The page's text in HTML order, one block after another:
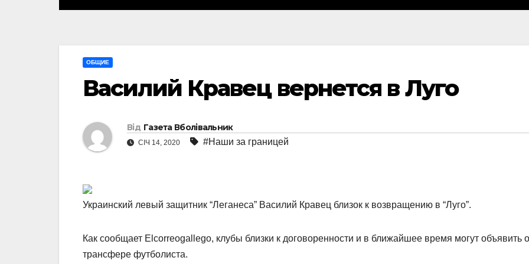
ОБЩИЕ
Василий Кравец вернется в Луго
Від Газета Вболівальник
СІЧ 14, 2020 #Наши за границей
Украинский левый защитник “Леганеса” Василий Кравец близок к возвращению в “Луго”.
Как сообщает Elcorreogallego, клубы близки к договоренности и в ближайшее время могут объявить о
трансфере футболиста.